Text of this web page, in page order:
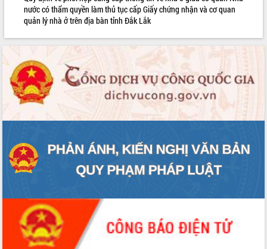
mặt Đoàn chuyên gia y tế TP. Hồ Chí
Minh
tại Nghĩa trang Liệt sĩ xã Sơn Hòa
Bàn giải pháp tháo gỡ khó khăn trong
xuất khẩu sầu riêng và triển khai quy
định EUDR
Thứ trưởng Bộ Nông nghiệp và Môi
trường Nguyễn Hoàng Hiệp khảo sát
vùng trồng và doanh nghiệp đóng gói
Trình diễn nghệ thuật chế biến các
món ăn từ sầu riêng
Đắk Lắk công bố Quy hoạch và xúc
Ngành cá ngừ Đắk Lắk chủ động thích
ứng để giữ vững thị trường xuất khẩu
Diễn đàn Kinh tế tư nhân Việt Nam đột
phá cơ chế - Hợp tác công tư
LIÊN KẾT WEB
nước có thẩm quyền làm thủ tục cấp Giấy chứng nhận và cơ quan
quản lý nhà ở trên địa bàn tỉnh Đắk Lắk